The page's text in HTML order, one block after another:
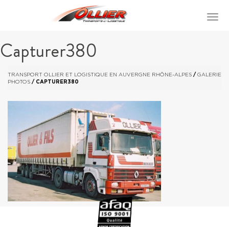
Capturer380
TRANSPORT OLLIER ET LOGISTIQUE EN AUVERGNE RHÔNE-ALPES / GALERIE
PHOTOS / CAPTURER380